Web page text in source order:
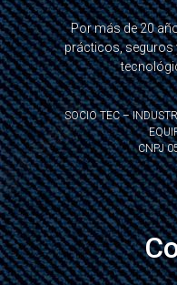
Por más de 20
prácticos, seguros
SOCIO TEC –
CNPJ